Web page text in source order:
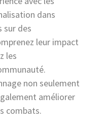
dans
sur des
leur impact
les
non seulement
améliorer
combats.